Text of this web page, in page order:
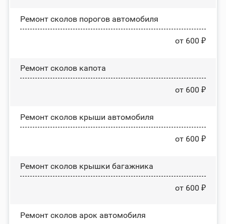
Ремонт сколов порогов автомобиля
от 600 ₽
Ремонт сколов капота
от 600 ₽
Ремонт сколов крыши автомобиля
от 600 ₽
Ремонт сколов крышки багажника
от 600 ₽
Ремонт сколов арок автомобиля